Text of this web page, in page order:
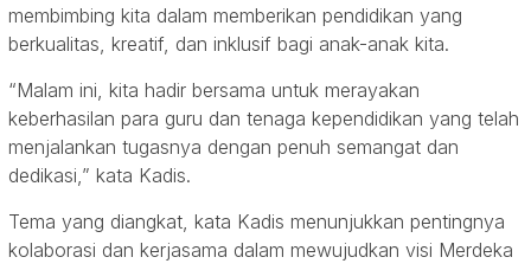
membimbing kita dalam memberikan pendidikan yang
berkualitas, kreatif, dan inklusif bagi anak-anak kita.
“Malam ini, kita hadir bersama untuk merayakan
keberhasilan para guru dan tenaga kependidikan yang telah
menjalankan tugasnya dengan penuh semangat dan
dedikasi,” kata Kadis.
Tema yang diangkat, kata Kadis menunjukkan pentingnya
kolaborasi dan kerjasama dalam mewujudkan visi Merdeka